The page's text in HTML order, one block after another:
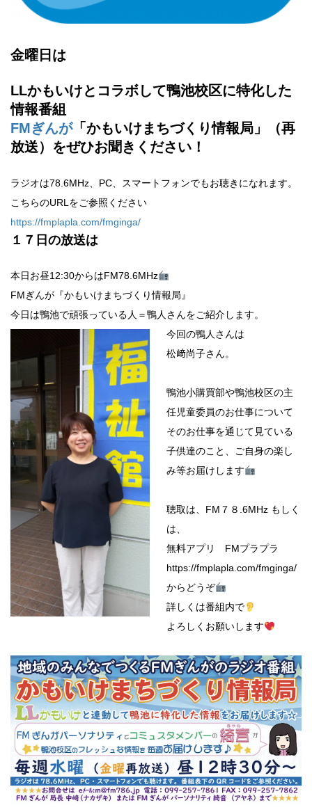
金曜日は
LLかもいけとコラボして鴨池校区に特化した
情報番組
FMぎんが「かもいけまちづくり情報局」（再
放送）をぜひお聞きください！
ラジオは78.6MHz、PC、スマートフォンでもお聴きになれます。
こちらのURLをご参照ください
https://fmplapla.com/fmginga/
１７ 日の放送は
本日お昼12:30からはFM78.6MHz
FMぎんが『かもいけまちづくり情報局』
今日は鴨池で頑張っている人＝鴨人さんをご紹介します。
今回の鴨人さんは
松﨑尚子さん。
鴨池小購買部や鴨池校区の主
任児童委員のお仕事について
そのお仕事を通じて見ている
子供達のこと、ご自身の楽し
み等お届けします
聴取は、FM７８.6MHz もしく
は、
無料アプリ FMプラプラ
https://fmplapla.com/fmginga/
からどうぞ
詳しくは番組内で
よろしくお願いします